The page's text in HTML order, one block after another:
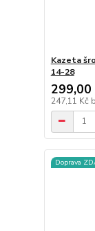
Kazeta
14-28
299,00
247,11 Kč
Doprava